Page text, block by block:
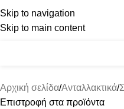
Skip to navigation
Skip to main content
Αρχική σελίδα Ανταλλακτικά
Επιστροφή στα προϊόντα